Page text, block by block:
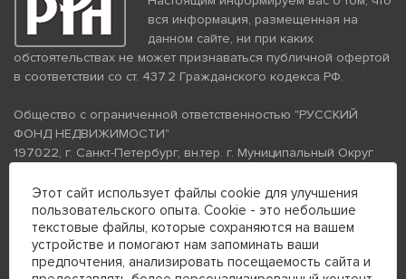
вся информация, размещенная на
данном сайте, ни при каких
обстоятельствах не может признаваться публичной офертой
в соответствии со ст. 437.2 Гражданского кодекса РФ.
Общество с ограниченной ответственностью "РУССКИЙ
ФОНД НЕДВИЖИМОСТИ"
197022, г. Санкт-Петербург, вн.тер. г. Муниципальный Округ
помещение 26Н, комната 103
ИНН 7813672570 КПП 781301001 ОГРН 1237800058870
Политика конфиденциальности
Политика обработки
персональных данных
Телефон для связи:
Этот сайт использует файлы cookie для улучшения
пользовательского опыта. Cookie - это небольшие
текстовые файлы, которые сохраняются на вашем
устройстве и помогают нам запоминать ваши
предпочтения, анализировать посещаемость сайта и